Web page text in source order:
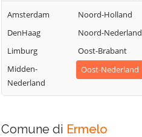
Ede
Elburg
Oost Gelre
Oude IJsselstreek
Amsterdam
DenHaag
Limburg
Midden-
Nederland
Noord-Holland
Noord-Nederland
Oost-Brabant
Oost-Nederland
Comune di Ermelo